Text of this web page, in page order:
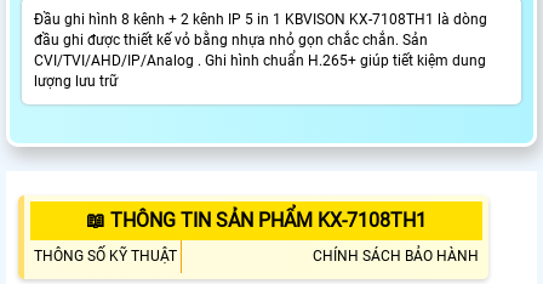
Đầu ghi hình 8 kênh + 2 kênh IP 5 in 1 KBVISON KX-7108TH1 là dòng
đầu ghi được thiết kế vỏ bằng nhựa nhỏ gọn chắc chắn. Sản
CVI/TVI/AHD/IP/Analog . Ghi hình chuẩn H.265+ giúp tiết kiệm dung
lượng lưu trữ
📖 THÔNG TIN SẢN PHẨM KX-7108TH1
THÔNG SỐ KỸ THUẬT CHÍNH SÁCH BẢO HÀNH